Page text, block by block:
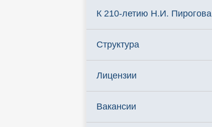
К 210-летию Н.И. Пирогова
Структура
Лицензии
Вакансии